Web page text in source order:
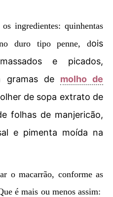
ingredientes: quinhentas
duro tipo penne, dois
e picados,
gramas de molho de
de sopa extrato de
folhas de manjericão,
e pimenta moída na
o macarrão, conforme as
é mais ou menos assim: